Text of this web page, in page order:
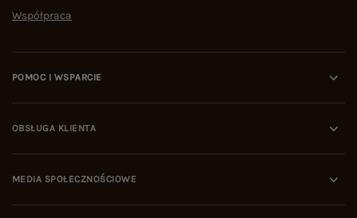
Współpraca
POMOC I WSPARCIE
OBSŁUGA KLIENTA
MEDIA SPOŁECZNOŚCIOWE